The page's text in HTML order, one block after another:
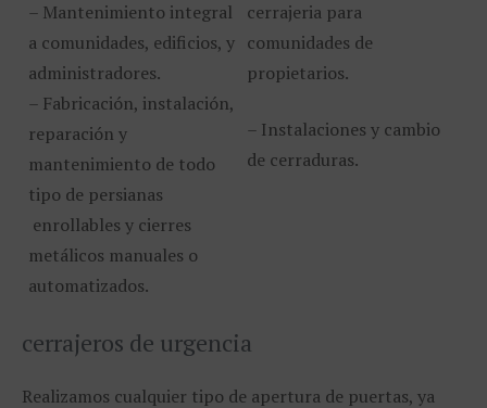
– Mantenimiento integral
a comunidades, edificios, y
administradores.
– Fabricación, instalación,
reparación y
mantenimiento de todo
tipo de persianas
enrollables y cierres
metálicos manuales o
automatizados.
cerrajeria para
comunidades de
propietarios.
– Instalaciones y cambio
de cerraduras.
cerrajeros de urgencia
Realizamos cualquier tipo de apertura de puertas, ya